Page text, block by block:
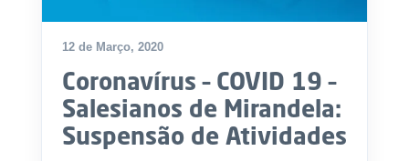
12 de Março, 2020
Coronavírus – COVID 19 –
Salesianos de Mirandela:
Suspensão de Atividades
P
O
R
T
A